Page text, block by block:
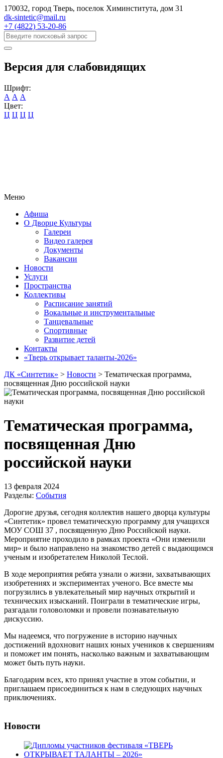
170032, город Тверь, поселок Химинститута, дом 31
dk-sintetic@mail.ru
+7 (4822) 53-20-86
Версия для слабовидящих
Шрифт:
А А А
Цвет:
Ц Ц Ц Ц
Меню
Афиша
О Дворце Культуры
Галереи
Видео галерея
Документы
Вакансии
Новости
Услуги
Пространства
Коллективы
Расписание занятий
Вокальные и инструментальные
Танцевальные
Спортивные
Развитие детей
Контакты
«Тверь открывает таланты-2026»
ДК «Синтетик» > Новости > Тематическая программа,
посвященная Дню российской науки
Тематическая программа,
посвященная Дню
российской науки
13 февраля 2024
Разделы: События
Дорогие друзья, сегодня коллектив нашего дворца культуры
«Синтетик» провел тематическую программу для учащихся
МОУ СОШ 37 , посвященную Дню Российской науки.
Мероприятие проходило в рамках проекта «Они изменили
мир» и было направлено на знакомство детей с выдающимся
ученым и изобретателем Николой Теслой.
В ходе мероприятия ребята узнали о жизни, захватывающих
изобретениях и экспериментах ученого. Все вместе мы
погрузились в увлекательный мир научных открытий и
технических изысканий. Поиграли в тематические игры,
разгадали головоломки и провели познавательную
дискуссию.
Мы надеемся, что погружение в историю научных
достижений вдохновит наших юных учеников к свершениям
и поможет им понять, насколько важным и захватывающим
может быть путь науки.
Благодарим всех, кто принял участие в этом событии, и
приглашаем присоединиться к нам в следующих научных
приключениях.
Новости